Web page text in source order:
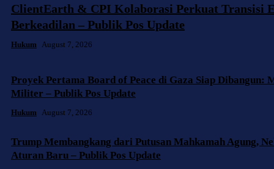
ClientEarth & CPI Kolaborasi Perkuat Transisi
Berkeadilan – Publik Pos Update
Hukum August 7, 2026
Proyek Pertama Board of Peace di Gaza Siap Dibangun:
Militer – Publik Pos Update
Hukum August 7, 2026
Trump Membangkang dari Putusan Mahkamah Agung,
Aturan Baru – Publik Pos Update